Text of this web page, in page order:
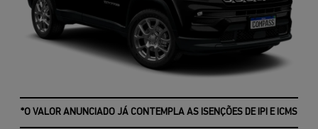
*O VALOR ANUNCIADO JÁ CONTEMPLA AS ISENÇÕES DE IPI E ICMS